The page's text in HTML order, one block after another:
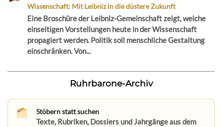
Wissenschaft: Mit Leibniz in die düstere Zukunft
Eine Broschüre der Leibniz-Gemeinschaft zeigt, welche
einseitigen Vorstellungen heute in der Wissenschaft
propagiert werden. Politik soll menschliche Gestaltung
einschränken. Von...
Ruhrbarone-Archiv
Stöbern statt suchen
Texte, Rubriken, Dossiers und Jahrgänge aus dem